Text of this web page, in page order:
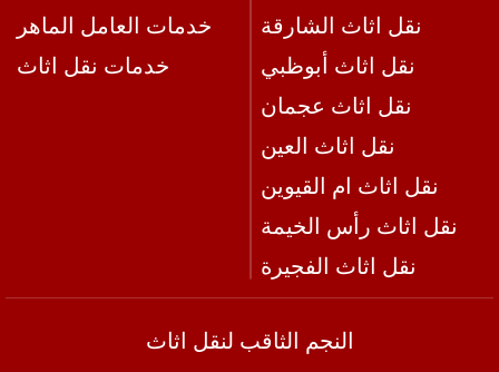
خدمات العامل الماهر
خدمات نقل اثاث
نقل اثاث الشارقة
نقل اثاث أبوظبي
نقل اثاث عجمان
نقل اثاث العين
نقل اثاث ام القيوين
نقل اثاث رأس الخيمة
نقل اثاث الفجيرة
النجم الثاقب لنقل اثاث